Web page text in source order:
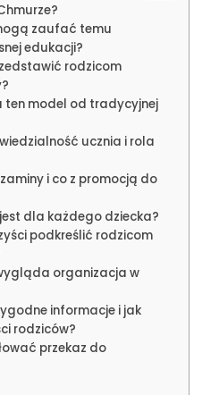
zaufać temu
edukacji?
rodzicom
ten model od tradycyjnej
ucznia i rola
i co z promocją do
dla każdego dziecka?
podkreślić rodzicom
organizacja w
informacje i jak
rodziców?
przekaz do